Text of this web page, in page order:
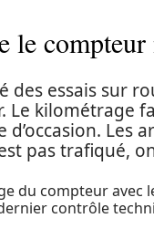
le
des essais sur
Le kilométrage
d’occasion.
pas trafiqué,
du compteur
contrôle